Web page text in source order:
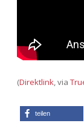
(Direktlink, via
teilen